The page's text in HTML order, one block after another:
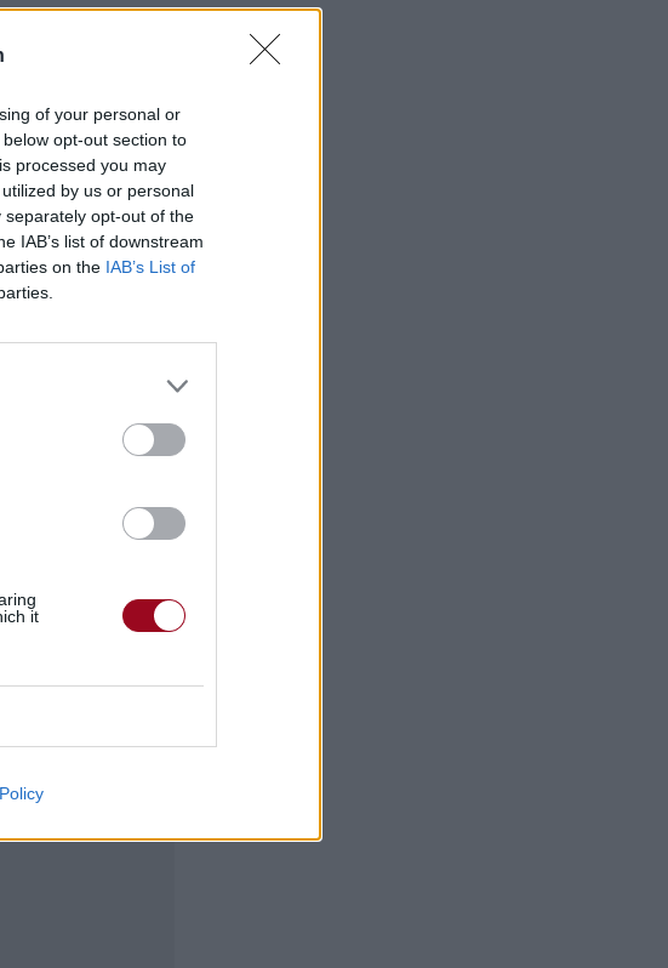
of your personal or
opt-out section to
processed you may
by us or personal
opt-out of the
IAB’s list of downstream
on the IAB’s List of
it